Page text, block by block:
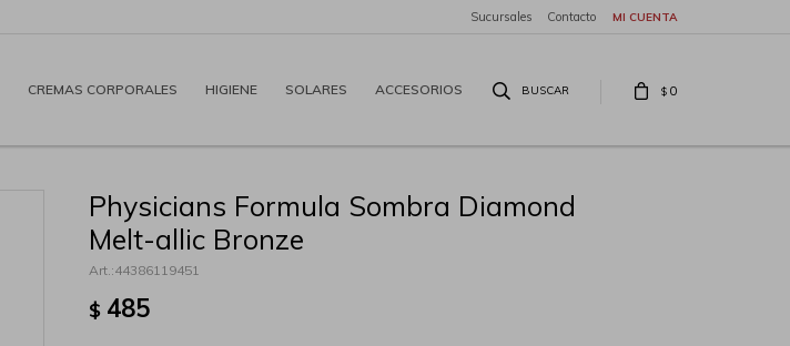
CREMAS CORPORALES HIGIENE SOLARES ACCESORIOS $ 0
Sucursales Contacto
Physicians Formula Sombra Diamond
Melt-allic Bronze
44386119451
$ 485